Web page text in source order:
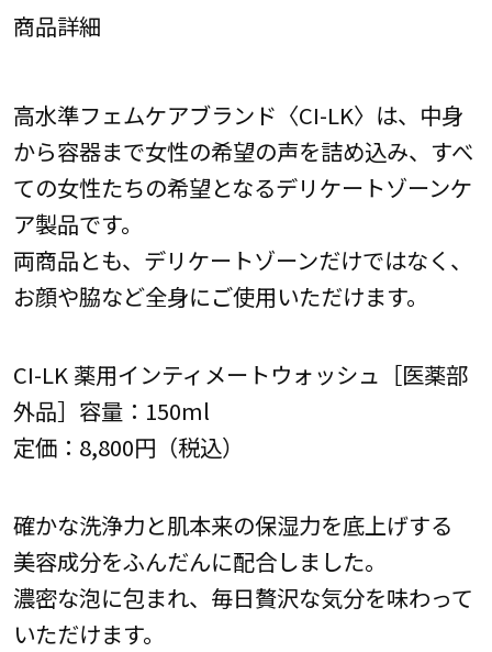
商品詳細
高水準フェムケアブランド〈CI-LK〉は、中身
から容器まで女性の希望の声を詰め込み、すべ
ての女性たちの希望となるデリケートゾーンケ
ア製品です。
両商品とも、デリケートゾーンだけではなく、
お顔や脇など全身にご使用いただけます。
CI-LK 薬用インティメートウォッシュ［医薬部
外品］容量：150ml
定価：8,800円（税込）
確かな洗浄力と肌本来の保湿力を底上げする
美容成分をふんだんに配合しました。
濃密な泡に包まれ、毎日贅沢な気分を味わって
いただけます。